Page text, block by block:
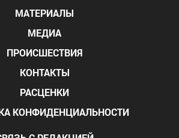
МАТЕРИАЛЫ
МЕДИА
ПРОИСШЕСТВИЯ
КОНТАКТЫ
РАСЦЕНКИ
КОНФИДЕНЦИАЛЬНОСТИ